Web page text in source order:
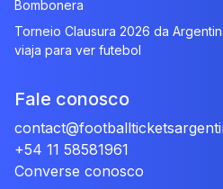
Bombonera
Torneio Clausura 2026 da
viaja para ver futebol
Fale conosco
+54 11 58581961
Converse conosco